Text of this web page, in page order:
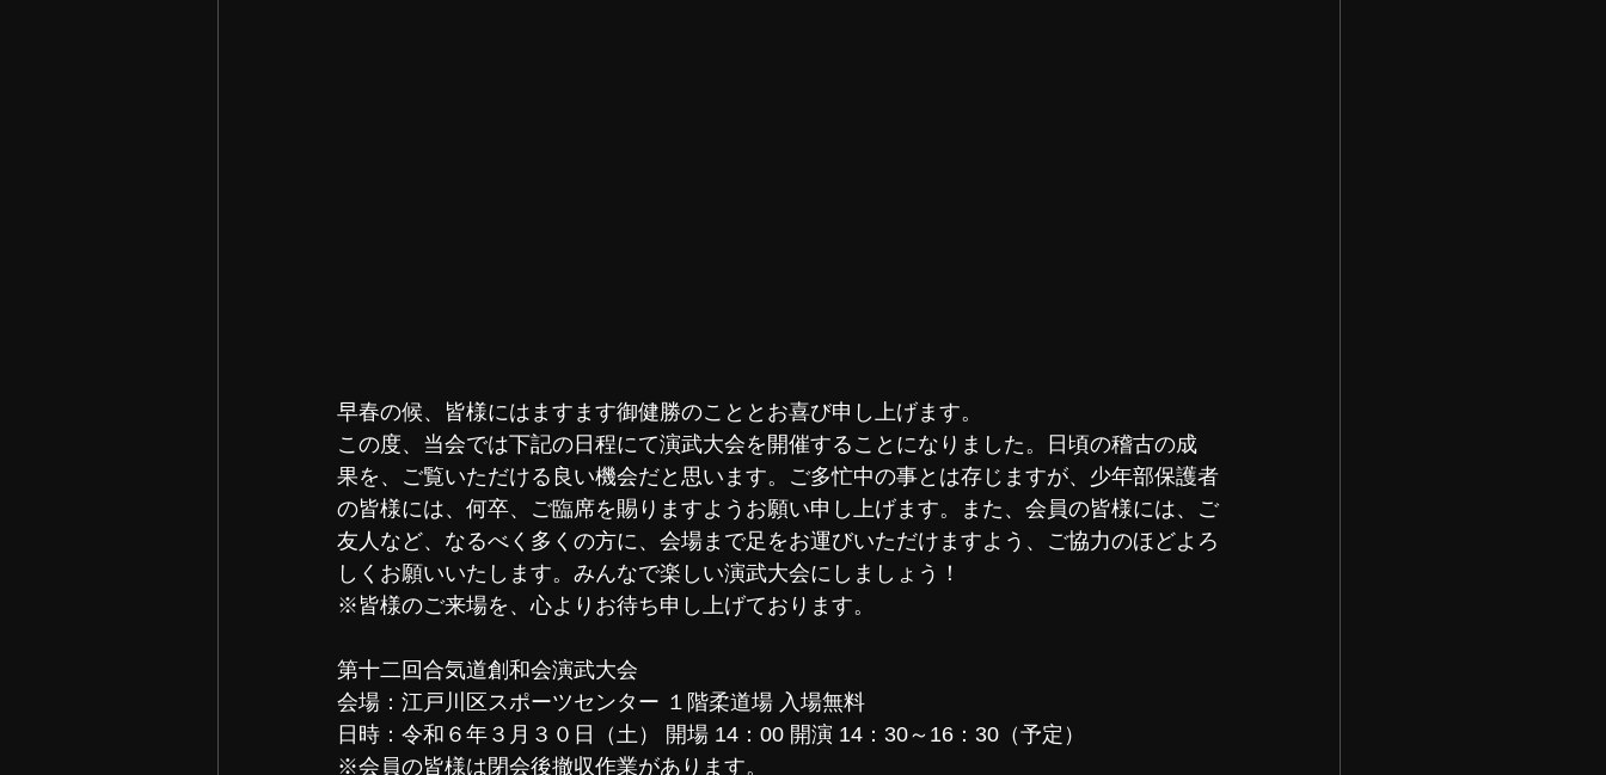
早春の候、皆様にはますます御健勝のこととお喜び申し上げます。
この度、当会では下記の日程にて演武大会を開催することになりました。日頃の稽古の成
果を、ご覧いただける良い機会だと思います。ご多忙中の事とは存じますが、少年部保護者
の皆様には、何卒、ご臨席を賜りますようお願い申し上げます。また、会員の皆様には、ご
友人など、なるべく多くの方に、会場まで足をお運びいただけますよう、ご協力のほどよろ
しくお願いいたします。みんなで楽しい演武大会にしましょう！
※皆様のご来場を、心よりお待ち申し上げております。
第十二回合気道創和会演武大会
会場：江戸川区スポーツセンター １階柔道場 入場無料
日時：令和６年３月３０日（土） 開場 14：00 開演 14：30～16：30（予定）
※会員の皆様は閉会後撤収作業があります。